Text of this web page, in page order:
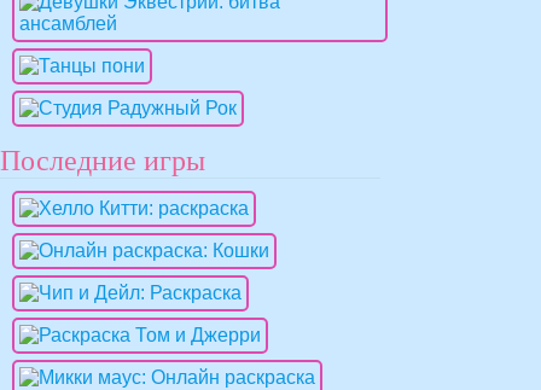
Последние игры